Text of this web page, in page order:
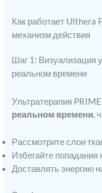
Как работает Ulthera
механизм действия
Шаг 1: Визуализация
реальном времени
Ультратерапия PRIME
реальном времени,
Рассмотрите слои
Избегайте
Доставлять энергию